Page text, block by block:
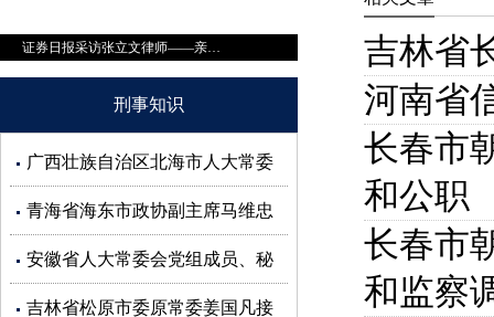
证券日报采访张立文律师——亲属短线交易违规 雅本化学独董致歉
刑事知识
广西壮族自治区北海市人大常委
会副主任蒋同根接受审查调查
青海省海东市政协副主席马维忠
接受审查调查
安徽省人大常委会党组成员、秘
书长杜延安接受审查调查
吉林省松原市委原常委姜国凡接
吉林省
河南省
长春市
和公职
长春市
和监察